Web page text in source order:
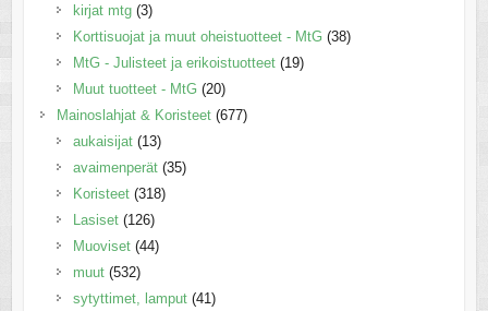
kirjat mtg (3)
Korttisuojat ja muut oheistuotteet - MtG (38)
MtG - Julisteet ja erikoistuotteet (19)
Muut tuotteet - MtG (20)
Mainoslahjat & Koristeet (677)
aukaisijat (13)
avaimenperät (35)
Koristeet (318)
Lasiset (126)
Muoviset (44)
muut (532)
sytyttimet, lamput (41)